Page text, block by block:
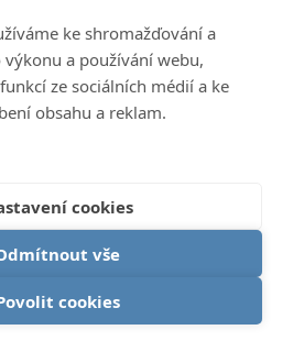
ke shromažďování a
a používání webu,
ze sociálních médií a ke
obsahu a reklam.
cookies
vše
cookies